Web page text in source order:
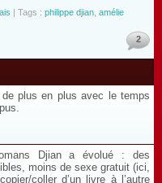
| Tags : philippe djian amélie
2
plus en plus avec le temps
Djian a évolué : des
moins de sexe gratuit (ici,
coller d’un livre à l’autre